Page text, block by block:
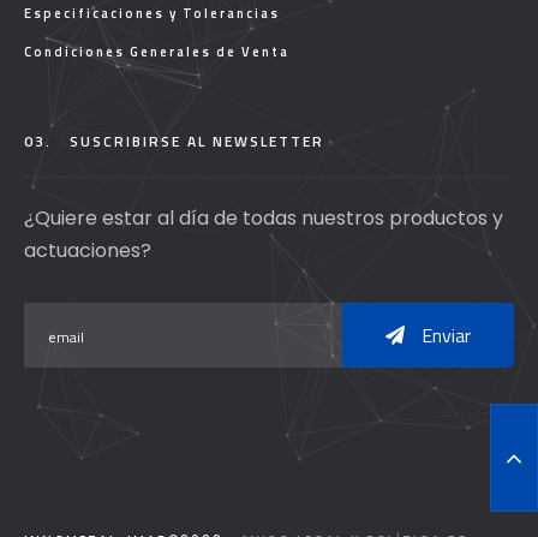
Especificaciones y Tolerancias
Condiciones Generales de Venta
03. SUSCRIBIRSE AL NEWSLETTER
¿Quiere estar al día de todas nuestros productos y
actuaciones?
Enviar